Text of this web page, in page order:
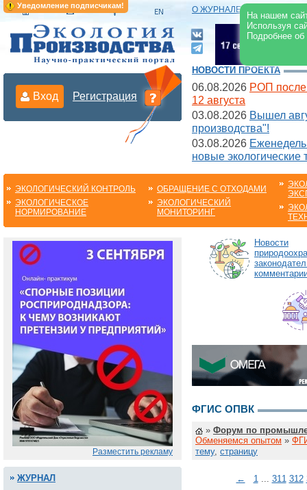
Уведомление подписчикам!
На нашем
Используя
Подробнее
О ЖУРНАЛЕ |
Вход Регистрация
НОВОСТИ ПРОЕКТА
06.08.2026 РОП после
12 августа
03.08.2026 Вышел
производства"!
03.08.2026
новые экологические
ЭКОЛОГИЧЕСКИЙ КОНТРОЛЬ
ЭКОЛОГИЧЕСКОЕ
НОРМИРОВАНИЕ
ОБРАЩЕНИЕ С ОТХОДАМИ
ЭКОЛОГИЧЕСКИЙ
МОНИТОРИНГ
Разместить рекламу
ЖУРНАЛ
Новости
ФГИС ОПВК
» Форум по
Обменяемся опытом »
тему, страницу
← 1... 311 312